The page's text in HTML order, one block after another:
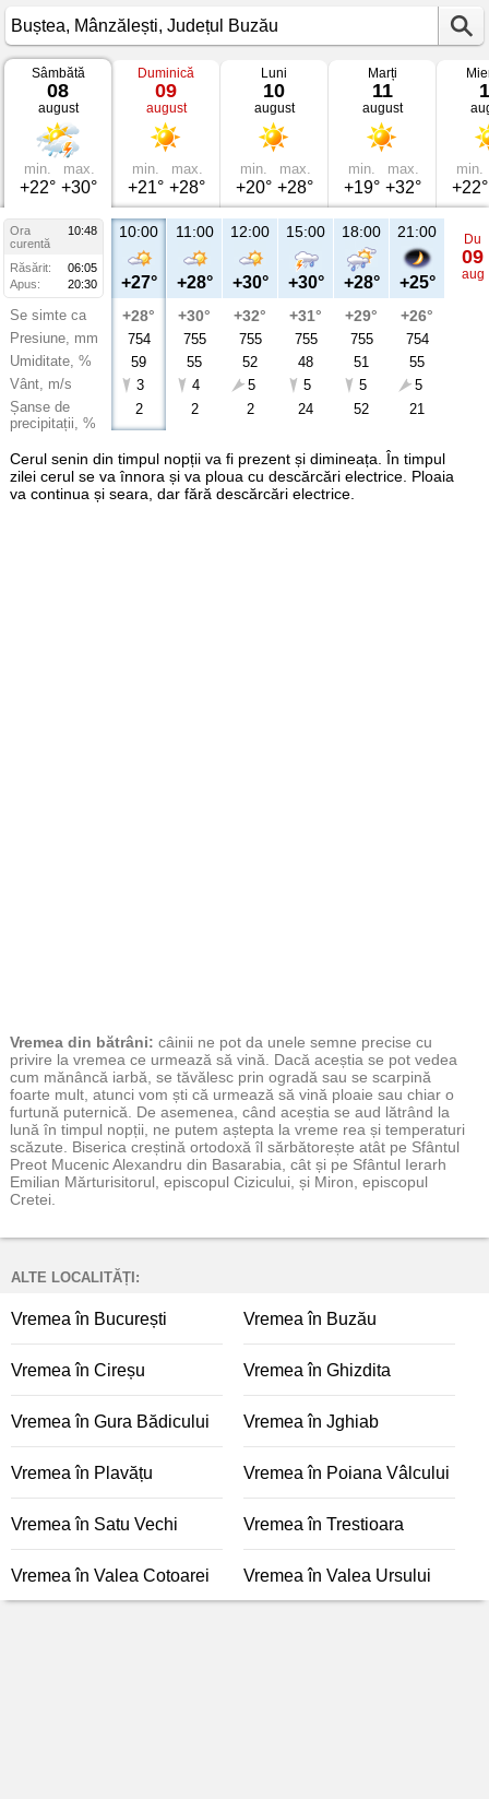
Vremea
Buștea
Mânzălești,
Județul
Buzău
Sâmbătă
08
august
min.
+22°
max.
+30°
Duminică
09
august
min.
+21°
max.
+28°
Luni
10
august
min.
+20°
max.
+28°
Marți
11
august
min.
+19°
max.
+32°
min.
+22°
Ora
10:48
curentă
Răsărit:
06:05
Apus:
20:30
Se simte ca
Presiune, mm
Umiditate, %
Vânt, m/s
Șanse de
precipitații, %
10:00
+27°
+28°
754
59
3
2
11:00
+28°
+30°
755
55
4
2
12:00
+30°
+32°
755
52
5
2
15:00
+30°
+31°
755
48
5
24
18:00
+28°
+29°
755
51
5
52
21:00
+25°
+26°
754
55
5
21
Du
09
aug
Cerul senin din timpul nopții va fi prezent și dimineața. În timpul
zilei cerul se va înnora și va ploua cu descărcări electrice. Ploaia
va continua și seara, dar fără descărcări electrice.
Vremea din bătrâni: câinii ne pot da unele semne precise cu
privire la vremea ce urmează să vină. Dacă aceștia se pot vedea
cum mănâncă iarbă, se tăvălesc prin ogradă sau se scarpină
foarte mult, atunci vom ști că urmează să vină ploaie sau chiar o
furtună puternică. De asemenea, când aceștia se aud lătrând la
lună în timpul nopții, ne putem aștepta la vreme rea și temperaturi
scăzute. Biserica creștină ortodoxă îl sărbătorește atât pe Sfântul
Preot Mucenic Alexandru din Basarabia, cât și pe Sfântul Ierarh
Emilian Mărturisitorul, episcopul Cizicului, și Miron, episcopul
Cretei.
ALTE LOCALITĂȚI:
Vremea în București Vremea în Buzău
Vremea în Cireșu Vremea în Ghizdita
Vremea în Gura Bădicului Vremea în Jghiab
Vremea în Plavățu Vremea în Poiana Vâlcului
Vremea în Satu Vechi Vremea în Trestioara
Vremea în Valea Cotoarei Vremea în Valea Ursului